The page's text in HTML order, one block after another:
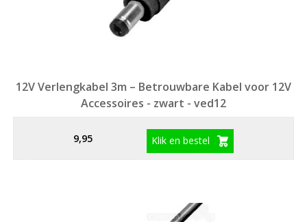
12V Verlengkabel 3m – Betrouwbare Kabel voor 12V
Accessoires - zwart - ved12
9,95 Klik en bestel